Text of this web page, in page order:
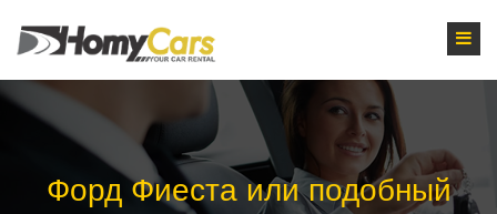
Форд Фиеста или подобный